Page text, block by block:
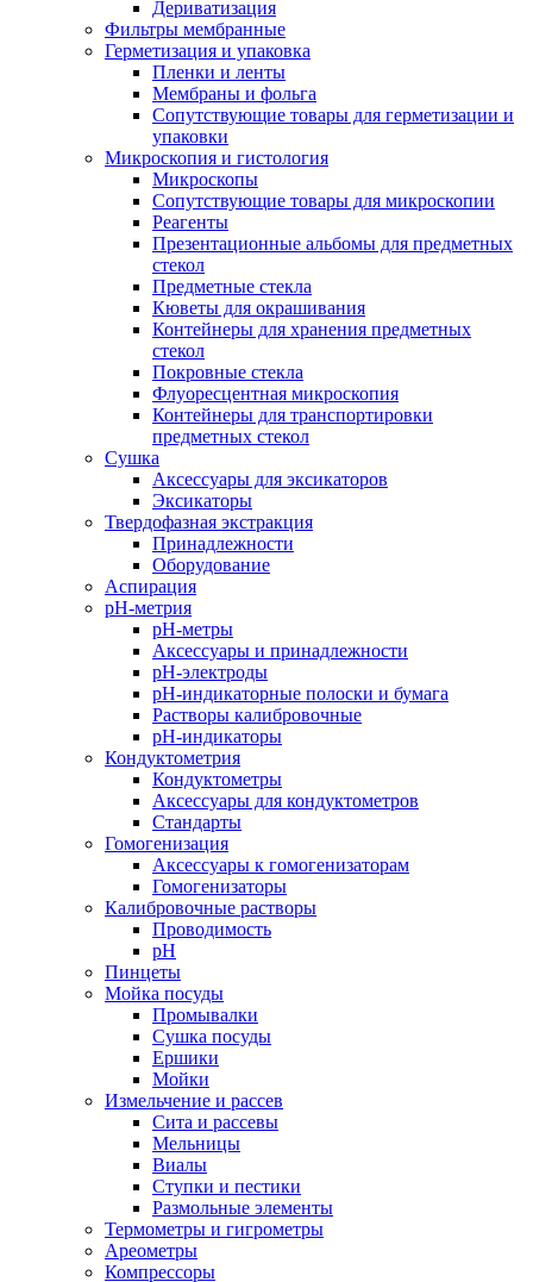
Дериватизация
Фильтры мембранные
Герметизация и упаковка
Пленки и ленты
Мембраны и фольга
Сопутствующие товары для герметизации и
упаковки
Микроскопия и гистология
Микроскопы
Сопутствующие товары для микроскопии
Реагенты
Презентационные альбомы для предметных
стекол
Предметные стекла
Кюветы для окрашивания
Контейнеры для хранения предметных
стекол
Покровные стекла
Флуоресцентная микроскопия
Контейнеры для транспортировки
предметных стекол
Сушка
Аксессуары для эксикаторов
Эксикаторы
Твердофазная экстракция
Принадлежности
Оборудование
Аспирация
pH-метрия
pH-метры
Аксессуары и принадлежности
pH-электроды
pH-индикаторные полоски и бумага
Растворы калибровочные
pH-индикаторы
Кондуктометрия
Кондуктометры
Аксессуары для кондуктометров
Стандарты
Гомогенизация
Аксессуары к гомогенизаторам
Гомогенизаторы
Калибровочные растворы
Проводимость
pH
Пинцеты
Мойка посуды
Промывалки
Сушка посуды
Ершики
Мойки
Измельчение и рассев
Сита и рассевы
Мельницы
Виалы
Ступки и пестики
Размольные элементы
Термометры и гигрометры
Ареометры
Компрессоры